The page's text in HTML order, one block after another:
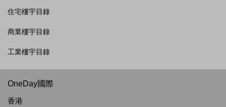
住宅樓宇目錄
商業樓宇目錄
工業樓宇目錄
OneDay國際
香港